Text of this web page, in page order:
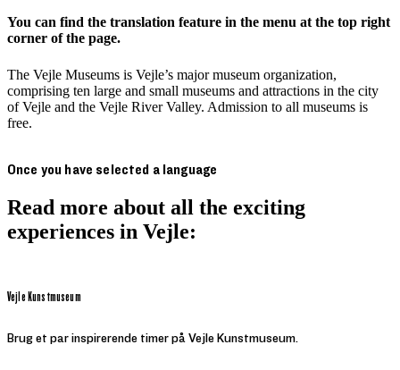
You can find the translation feature in the menu at the top right
corner of the page.
The Vejle Museums is Vejle’s major museum organization,
comprising ten large and small museums and attractions in the city
of Vejle and the Vejle River Valley. Admission to all museums is
free.
Once you have selected a language
Read more about all the exciting
experiences in Vejle:
Vejle Kunstmuseum
Brug et par inspirerende timer på Vejle Kunstmuseum.